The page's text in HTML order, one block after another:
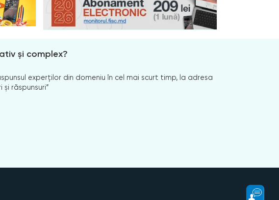
și complex?
experților din domeniu în cel mai scurt timp, la adresa
răspunsuri”